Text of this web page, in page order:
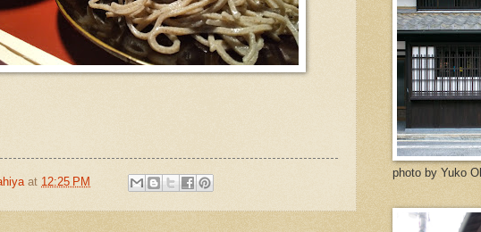
at 12:25 PM
photo by Yuko